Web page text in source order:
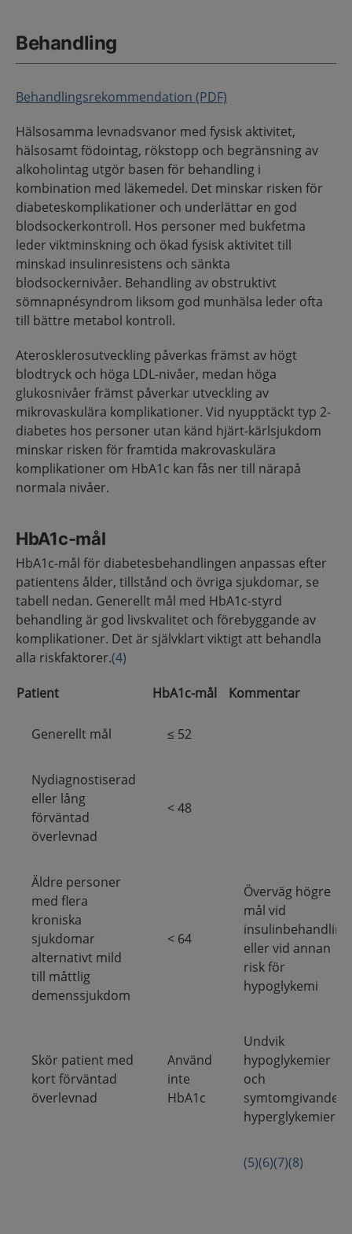
Behandling
Behandlingsrekommendation (PDF)
Hälsosamma levnadsvanor med fysisk aktivitet,
hälsosamt födointag, rökstopp och begränsning av
alkoholintag utgör basen för behandling i
kombination med läkemedel. Det minskar risken för
diabeteskomplikationer och underlättar en god
blodsockerkontroll. Hos personer med bukfetma
leder viktminskning och ökad fysisk aktivitet till
minskad insulinresistens och sänkta
blodsockernivåer. Behandling av obstruktivt
sömnapnésyndrom liksom god munhälsa leder ofta
till bättre metabol kontroll.
Aterosklerosutveckling påverkas främst av högt
blodtryck och höga LDL-nivåer, medan höga
glukosnivåer främst påverkar utveckling av
mikrovaskulära komplikationer. Vid nyupptäckt typ 2-
diabetes hos personer utan känd hjärt-kärlsjukdom
minskar risken för framtida makrovaskulära
komplikationer om HbA1c kan fås ner till närapå
normala nivåer.
HbA1c-mål
HbA1c-mål för diabetesbehandlingen anpassas efter
patientens ålder, tillstånd och övriga sjukdomar, se
tabell nedan. Generellt mål med HbA1c-styrd
behandling är god livskvalitet och förebyggande av
komplikationer. Det är självklart viktigt att behandla
alla riskfaktorer.(4)
Patient HbA1c-mål Kommentar
Generellt mål ≤ 52
Nydiagnostiserad
eller lång
förväntad
överlevnad
< 48
Äldre personer
med flera
kroniska
sjukdomar
alternativt mild
till måttlig
demenssjukdom
< 64
Överväg högre
mål vid
insulinbehandling
eller vid annan
risk för
hypoglykemi
Skör patient med
kort förväntad
överlevnad
Använd
inte
HbA1c
Undvik
hypoglykemier
och
symtomgivande
hyperglykemier
(5)(6)(7)(8)